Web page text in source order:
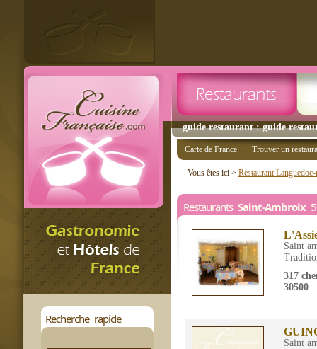
guide restaurant : guide
Recherche rapide
Carte de France Trouver un
Vous êtes ici > Restaurant
Restaurants Saint-Ambroix5
Saint
317
30500
Saint